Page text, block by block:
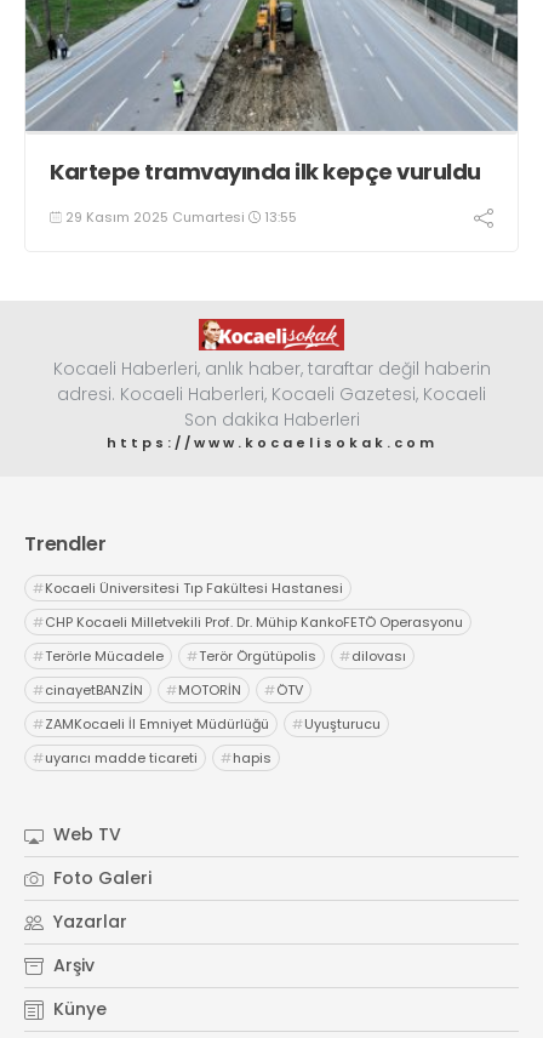
Kartepe tramvayında ilk kepçe vuruldu
29 Kasım 2025 Cumartesi 13:55
Kocaeli Haberleri, anlık haber, taraftar değil haberin
adresi. Kocaeli Haberleri, Kocaeli Gazetesi, Kocaeli
Son dakika Haberleri
https://www.kocaelisokak.com
Trendler
#Kocaeli Üniversitesi Tıp Fakültesi Hastanesi
#CHP Kocaeli Milletvekili Prof. Dr. Mühip KankoFETÖ Operasyonu
#Terörle Mücadele #Terör Örgütüpolis #dilovası
#cinayetBANZİN #MOTORİN #ÖTV
#ZAMKocaeli İl Emniyet Müdürlüğü #Uyuşturucu
#uyarıcı madde ticareti #hapis
Web TV
Foto Galeri
Yazarlar
Arşiv
Künye